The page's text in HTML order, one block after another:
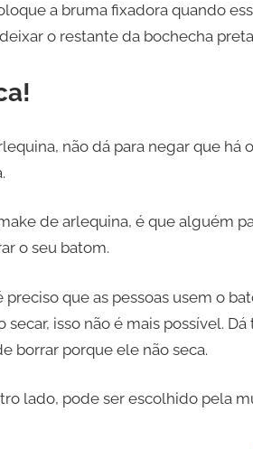
a bruma fixadora quando
o restante da bochecha
não dá para negar que há
de arlequina, é que alguém
o seu batom.
que as pessoas usem o
isso não é mais possível.
borrar porque ele não seca.
lado, pode ser escolhido pela